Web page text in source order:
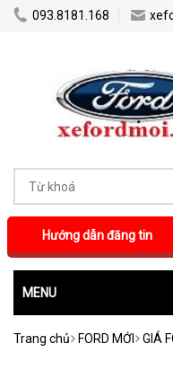
... 093.8181.168
Hướng dẫn đăng tin
MENU
Trang chủ FORD MỚI GIÁ